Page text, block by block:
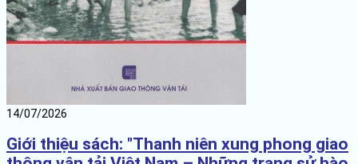
14/07/2026
Giới thiệu sách: "Thanh niên xung phong giao